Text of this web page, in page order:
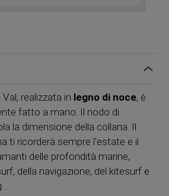
realizzata in legno di noce, è
fatto a mano. Il nodo di
la dimensione della collana. Il
ti ricorderà sempre l'estate e il
delle profondità marine,
della navigazione, del kitesurf e